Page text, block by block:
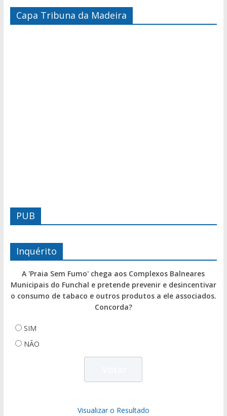
Capa Tribuna da Madeira
PUB
Inquérito
A 'Praia Sem Fumo' chega aos Complexos Balneares
Municipais do Funchal e pretende prevenir e desincentivar
o consumo de tabaco e outros produtos a ele associados.
Concorda?
SIM
NÃO
Visualizar o Resultado